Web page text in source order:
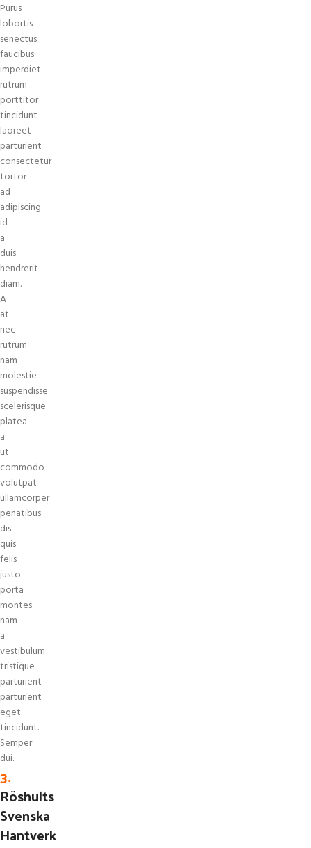
Purus
lobortis
senectus
faucibus
imperdiet
rutrum
porttitor
tincidunt
laoreet
parturient
consectetur
tortor
ad
adipiscing
id
a
duis
hendrerit
diam.
A
at
nec
rutrum
nam
molestie
suspendisse
scelerisque
platea
a
ut
commodo
volutpat
ullamcorper
penatibus
dis
quis
felis
justo
porta
montes
nam
a
vestibulum
tristique
parturient
parturient
eget
tincidunt.
Semper
dui.
3.
Röshults
Svenska
Hantverk